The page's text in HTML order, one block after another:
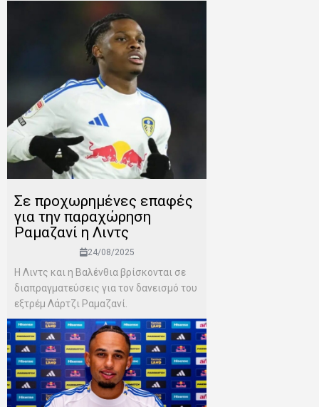
Σε προχωρημένες επαφές
για την παραχώρηση
Ραμαζανί η Λιντς
24/08/2025
Η Λιντς και η Βαλένθια βρίσκονται σε
διαπραγματεύσεις για τον δανεισμό του
εξτρέμ Λάρτζι Ραμαζανί.